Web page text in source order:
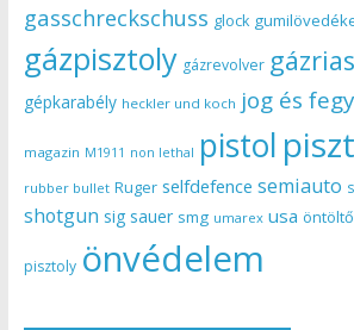
gasschreckschuss glock
gázpisztoly gázrevolver
gépkarabély heckler und koch jog és
magazin M1911 non lethal pistol
rubber bullet Ruger selfdefence semiauto
shotgun sig sauer smg umarex usa
pisztoly önvédelem